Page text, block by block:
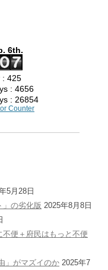
6th.
: 425
: 4656
: 26854
Counter
5月28日
」の劣化版 2025年8月8日
便＋府民はもっと不便
」がマズイのか 2025年7